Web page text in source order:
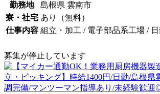
勤務地
島根県 雲南市
寮・社宅 あり（無料）
仕事内容 組立・加工 / 電子部品系工場 /
募集が停止しています